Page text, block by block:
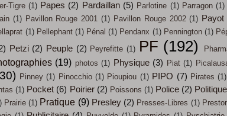
Tigre (1) Papes (2) Pardaillan (5) Parlotine (1) Parragon (1)
(1) Pavillon Rouge 2001 (1) Pavillon Rouge 2002 (1) Payot
(1) Pellephant (1) Pénal (1) Pendanx (1) Pennington (1)
Petzi (2) Peuple (2) Peyrefitte (1) PF (192)
(19) photos (1) Physique (3) Piat (1)
Pinney (1) Pinocchio (1) Pioupiou (1) PIPO (7) Pirates (1)
(1) Pocket (6) Poirier (2) Poissons (1) Police (2) Politique
Prairie (1) Pratique (9) Presley (2) Presses-Libres (1)